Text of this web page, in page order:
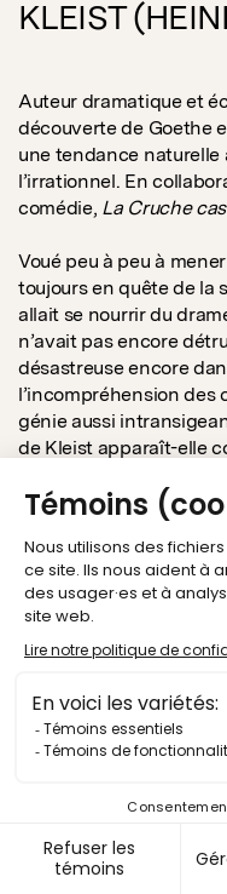
KLEIST
Auteur dramatique et
découverte de Goethe
une tendance naturelle
l’irrationnel. En
comédie, La Cruche
Voué peu à peu à
toujours en quête de la
allait se nourrir du
n’avait pas encore
désastreuse encore
l’incompréhension des
génie aussi
de Kleist apparaît-elle
Kleist publia
modernité ainsi que
Tiré du Petit Robert 2
LENZ
REINHOLD)
Poète et auteur
Goethe à Weimar, il
Drang. Transposant